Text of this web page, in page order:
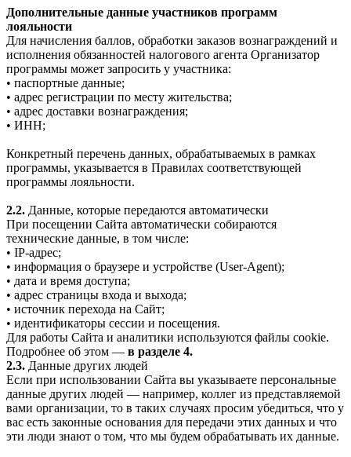
Дополнительные данные участников программ
лояльности
Для начисления баллов, обработки заказов вознаграждений и
исполнения обязанностей налогового агента Организатор
программы может запросить у участника:
• паспортные данные;
• адрес регистрации по месту жительства;
• адрес доставки вознаграждения;
• ИНН;
Конкретный перечень данных, обрабатываемых в рамках
программы, указывается в Правилах соответствующей
программы лояльности.
2.2. Данные, которые передаются автоматически
При посещении Сайта автоматически собираются
технические данные, в том числе:
• IP-адрес;
• информация о браузере и устройстве (User-Agent);
• дата и время доступа;
• адрес страницы входа и выхода;
• источник перехода на Сайт;
• идентификаторы сессии и посещения.
Для работы Сайта и аналитики используются файлы cookie.
Подробнее об этом — в разделе 4.
2.3. Данные других людей
Если при использовании Сайта вы указываете персональные
данные других людей — например, коллег из представляемой
вами организации, то в таких случаях просим убедиться, что у
вас есть законные основания для передачи этих данных и что
эти люди знают о том, что мы будем обрабатывать их данные.